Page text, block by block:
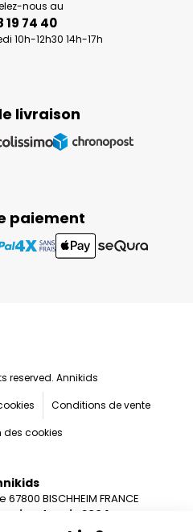
paiement
livraison
nous au
19 74 40
10h-12h30 14h-17h
reserved. Annikids
Conditions de vente
des cookies
BISCHHEIM FRANCE
depuis 2004